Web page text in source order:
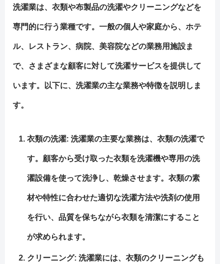
洗濯業は、衣類や布製品の洗濯やクリーニングなどを
専門的に行う業種です。一般の個人や家庭から、ホテ
ル、レストラン、病院、美容院などの業務用施設ま
で、さまざまな顧客に対して洗濯サービスを提供して
います。以下に、洗濯業の主な業務や特徴を説明しま
す。
衣類の洗濯: 洗濯業の主要な業務は、衣類の洗濯で
す。顧客から受け取った衣類を洗濯機や専用の洗
濯設備を使って洗浄し、乾燥させます。衣類の素
材や特性に合わせた適切な洗濯方法や洗剤の使用
を行い、品質を保ちながら衣類を清潔にすること
が求められます。
クリーニング: 洗濯業には、衣類のクリーニングも